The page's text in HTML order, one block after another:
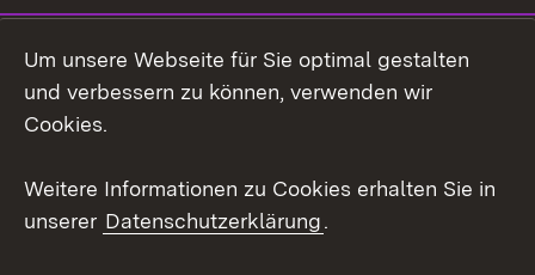
Mastodon
Youtube
Kontakt
Datenschutz
Um unsere Webseite für Sie optimal gestalten
und verbessern zu können, verwenden wir
Cookies.
Weitere Informationen zu Cookies erhalten Sie in
unserer Datenschutzerklärung.